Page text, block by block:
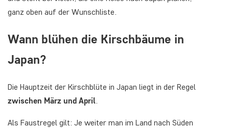
ganz oben auf der Wunschliste.
Wann blühen die Kirschbäume in
Japan?
Die Hauptzeit der Kirschblüte in Japan liegt in der Regel
zwischen März und April
Als Faustregel gilt: Je weiter man im Land nach Süden